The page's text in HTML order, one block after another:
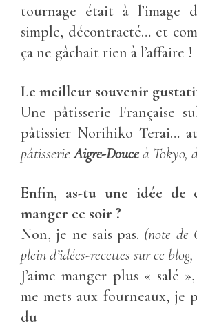
tournage était à l’image
simple, décontracté… et
ça ne gâchait rien à l’affaire !
Le meilleur souvenir
Une pâtisserie Française
pâtissier Norihiko Terai…
pâtisserieAigre-Douceà Tokyo,
Enfin, as-tu une idée de
manger ce soir ?
Non, je ne sais pas. (note de
plein d’idées-recettes sur ce
J’aime manger plus « salé
me mets aux fourneaux, je
du